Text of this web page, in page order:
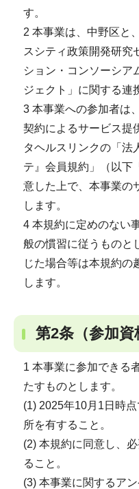
す。
2 本事業は、中野区と
スシティ政策開発研究
ション・コンソーシア
ジェクト」に関する連
3 本事業への参加者は
契約によるサービス提
タヘルスリンクの「法
テ』会員規約」（以下
意した上で、本事業の
します。
4 本規約に定めのない
般の慣習に従うものと
じた場合等は本規約の
します。
第2条（参加資
1 本事業に参加できる
たすものとします。
(1) 2025年10月1日時
所を有すること。
(2) 本規約に同意し、
ること。
(3) 本事業に関するア